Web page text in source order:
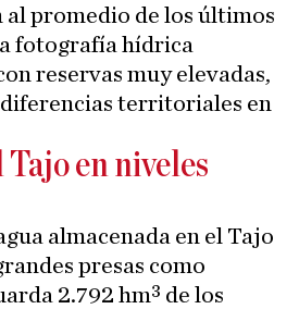
al promedio de los últimos
fotografía hídrica
reservas muy elevadas,
territoriales en
Tajo en niveles
almacenada en el Tajo
presas como
2.792 hm³ de los